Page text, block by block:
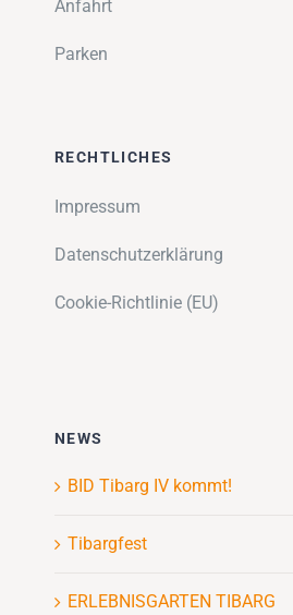
Anfahrt
Parken
RECHTLICHES
Impressum
Datenschutzerklärung
Cookie-Richtlinie (EU)
NEWS
BID Tibarg IV kommt!
Tibargfest
ERLEBNISGARTEN TIBARG